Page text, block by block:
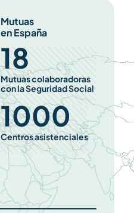
Mutuas
en España
18
Mutuas colaboradoras
con la Seguridad Social
1000
Centros asistenciales